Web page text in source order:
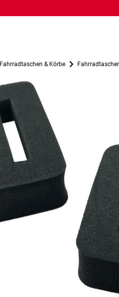
Fahrradtaschen & Körbe